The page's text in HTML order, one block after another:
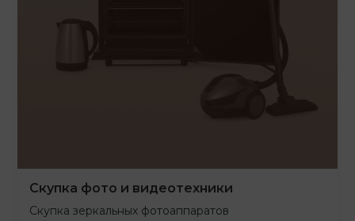
Скупка фото и видеотехники
Скупка зеркальных фотоаппаратов